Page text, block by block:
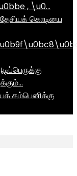
, \u0…
கொடியை
கம்பெனிக்கு